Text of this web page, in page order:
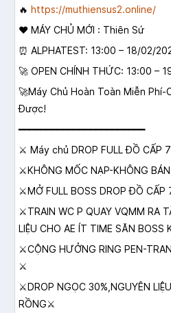
🔥 https://muthiensus2.online/
❤️ MÁY CHỦ MỚI : Thiên Sứ
⏰ ALPHATEST: 13:00 – 18/02/
🚀 OPEN CHÍNH THỨC: 13:00 –
🚀Máy Chủ Hoàn Toàn Miễn Phí-
Được!
━━━━━━━━━━━━━━━━━━━━━━━
⚔️ Máy chủ DROP FULL ĐỒ CẤP
⚔️KHÔNG MỐC NẠP-KHÔNG
⚔️MỞ FULL BOSS DROP ĐỒ CẤP
⚔️TRAIN WC P QUAY VQMM RA
LIỆU CHO AE ÍT TIME SĂN
⚔️CỘNG HƯỞNG RING PEN-
⚔️
⚔️DROP NGỌC 30%,NGUYÊN
RỒNG⚔️